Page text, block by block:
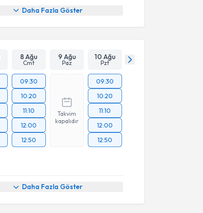
Daha Fazla Göster
8 Ağu
Cmt
9 Ağu
Paz
10 Ağu
Pzt
09:30
10:20
11:10
12:00
12:50
Takvim
kapalıdır
09:30
10:20
11:10
12:00
12:50
Daha Fazla Göster